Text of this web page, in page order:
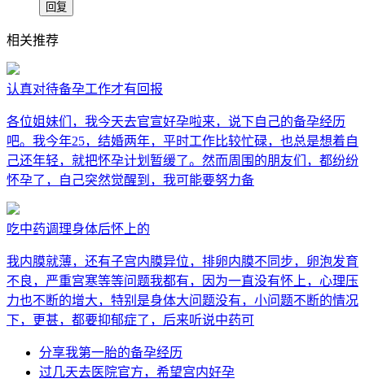
相关推荐
认真对待备孕工作才有回报
各位姐妹们，我今天去官宣好孕啦来，说下自己的备孕经历
吧。我今年25，结婚两年，平时工作比较忙碌，也总是想着自
己还年轻，就把怀孕计划暂缓了。然而周围的朋友们，都纷纷
怀孕了，自己突然觉醒到，我可能要努力备
吃中药调理身体后怀上的
我内膜就薄，还有子宫内膜异位，排卵内膜不同步，卵泡发育
不良，严重宫寒等等问题我都有，因为一直没有怀上，心理压
力也不断的增大，特别是身体大问题没有，小问题不断的情况
下，更甚，都要抑郁症了，后来听说中药可
分享我第一胎的备孕经历
过几天去医院官方，希望宫内好孕